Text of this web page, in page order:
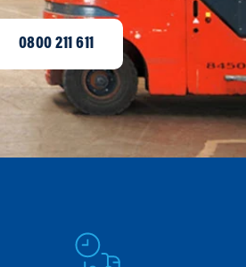
0800 211 611